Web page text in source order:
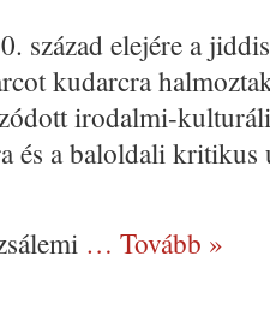
század elejére a
kudarcra
irodalmi-
és a baloldali kritikus
… Tovább »